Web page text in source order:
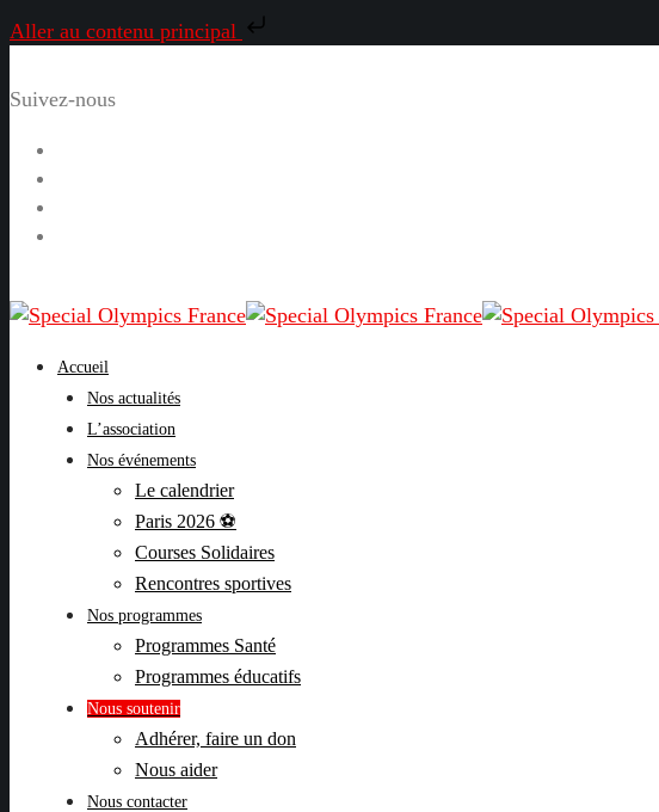
Aller au contenu principal
Suivez-nous
Accueil
Nos actualités
L’association
Nos événements
Le calendrier
Paris 2026 ⚽
Courses Solidaires
Rencontres sportives
Nos programmes
Programmes Santé
Programmes éducatifs
Nous soutenir
Adhérer, faire un don
Nous aider
Nous contacter